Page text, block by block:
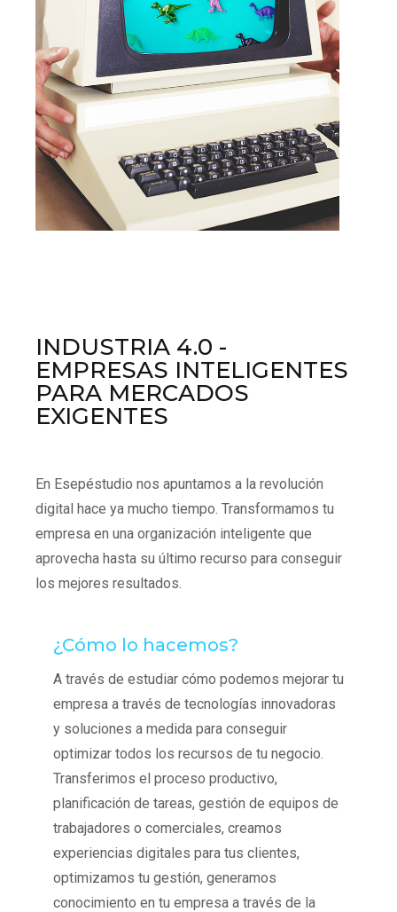
INDUSTRIA 4.0 -
EMPRESAS INTELIGENTES
PARA MERCADOS
EXIGENTES
En Esepéstudio nos apuntamos a la revolución
digital hace ya mucho tiempo. Transformamos tu
empresa en una organización inteligente que
aprovecha hasta su último recurso para conseguir
los mejores resultados.
¿Cómo lo hacemos?
A través de estudiar cómo podemos mejorar tu
empresa a través de tecnologías innovadoras
y soluciones a medida para conseguir
optimizar todos los recursos de tu negocio.
Transferimos el proceso productivo,
planificación de tareas, gestión de equipos de
trabajadores o comerciales, creamos
experiencias digitales para tus clientes,
optimizamos tu gestión, generamos
conocimiento en tu empresa a través de la